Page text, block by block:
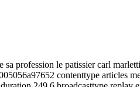
sa profession le patissier carl
contenttype articles